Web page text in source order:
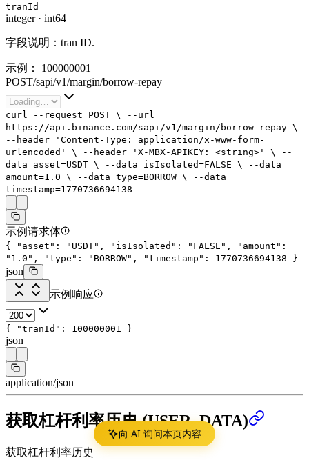
向 AI 询问本页内容
tranId
integer· int64
字段说明：tran ID.
示例：
100000001
POST/sapi/v1/margin/borrow-repay
curl --request POST \
--url
https://api.binance.com/sapi/v1/margin/borrow-repay \
--header 'Content-Type: application/x-www-form-
urlencoded'
\ --header 'X-MBX-APIKEY: <string>' \
--
data asset=USDT \ --data isIsolated=FALSE \
--data
amount=1.0 \ --data type=BORROW \
--data
timestamp=1770736694138
示例请求体
{ "asset" : "USDT" , "isIsolated" : "FALSE" , "amount" :
"1.0" , "type" : "BORROW" , "timestamp" : 1770736694138 }
json
示例响应
{ "tranId" : 100000001 }
json
application/json
获取杠杆利率历史 (USER_DATA)
获取杠杆利率历史